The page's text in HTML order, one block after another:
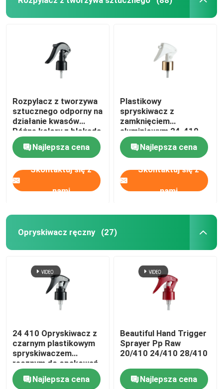
Rozpylacz z tworzywa
sztucznego odporny na
działanie kwasów
Różne kolory z blokadą
przycisków
Najlepsza cena
Skontaktuj się z
nami
Plastikowy
spryskiwacz z
zamknięciem
aluminiowym 24-410
do pakowania
kosmetyków
Najlepsza cena
Skontaktuj się z
nami
Opryskiwacz ręczny (27)
24 410 Opryskiwacz z
czarnym plastikowym
spryskiwaczem
ręcznym do opakowań
kosmetycznych
Najlepsza cena
Beautiful Hand Trigger
Sprayer Pp Raw
20/410 24/410 28/410
Najlepsza cena